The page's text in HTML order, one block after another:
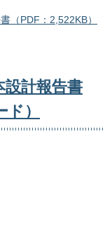
（PDF：2,522KB）
設計報告書
）